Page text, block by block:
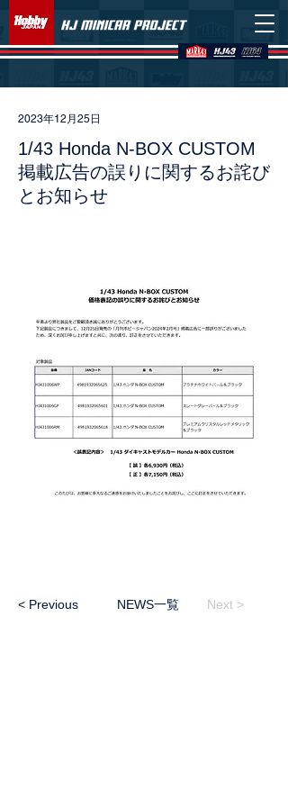
2023年12月25日
1/43 Honda N-BOX CUSTOM
掲載広告の誤りに関するお詫び
とお知らせ
< Previous NEWS一覧 Next >